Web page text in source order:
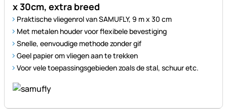
x 30cm, extra breed
Praktische vliegenrol van SAMUFLY, 9 m x 30 cm
Met metalen houder voor flexibele bevestiging
Snelle, eenvoudige methode zonder gif
Geel papier om vliegen aan te trekken
Voor vele toepassingsgebieden zoals de stal, schuur etc.